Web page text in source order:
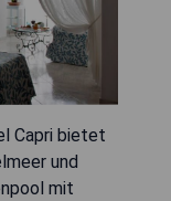
Capri bietet
und
mit